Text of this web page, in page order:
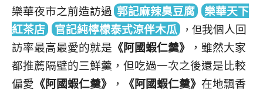
樂華夜市之前造訪過 郭記麻辣臭豆腐
樂華天下
紅茶店
官記純檸檬泰式涼伴木瓜 ，但我個人回
訪率最高最愛的就是 《阿國蝦仁羹》
，雖然大家
都推薦隔壁的三鮮羹，但吃過一次之後還是比較
偏愛 《阿國蝦仁羹》 ， 《阿國蝦仁羹》 在地飄香